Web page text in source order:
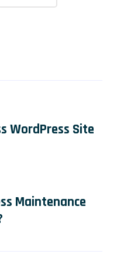
WordPress Site
Maintenance